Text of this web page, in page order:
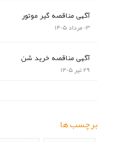
آگهی مناقصه گیر موتور
۰۳ مرداد ۱۴۰۵
آگهی مناقصه خرید شن
۲۹ تیر ۱۴۰۵
برچسب ها